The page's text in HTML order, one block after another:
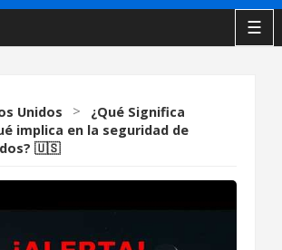
☰
Unidos >
¿Qué Significa
implica en la seguridad de
🇺🇸